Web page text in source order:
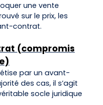
une vente
sur le prix, les
contrat.
(compromis
par un avant-
des cas, il s’agit
socle juridique